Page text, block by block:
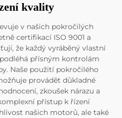
kvality
v našich pokročilých
certifikací ISO 9001 a
že každý vyráběný vlastní
přísným kontrolám
Naše použití pokročilého
provádět důkladné
zkoušek nárazu a
přístup k řízení
našich motorů, ale také